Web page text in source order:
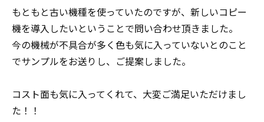
もともと古い機種を使っていたのですが、新しいコピー
機を導入したいということで問い合わせ頂きました。
今の機械が不具合が多く色も気に入っていないとのこと
でサンプルをお送りし、ご提案しました。
コスト面も気に入ってくれて、大変ご満足いただけまし
た！！